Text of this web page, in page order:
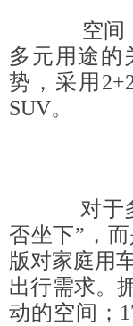
空间，
多元用途的
势，采用
SUV。
对于多
否坐下”，
版对家庭用
出行需求。
动的空间；